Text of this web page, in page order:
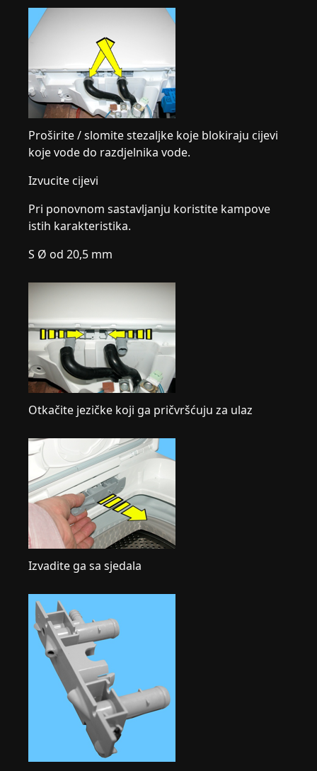
Proširite / slomite stezaljke koje blokiraju cijevi
koje vode do razdjelnika vode.
Izvucite cijevi
Pri ponovnom sastavljanju koristite kampove
istih karakteristika.
S Ø od 20,5 mm
Otkačite jezičke koji ga pričvršćuju za ulaz
Izvadite ga sa sjedala